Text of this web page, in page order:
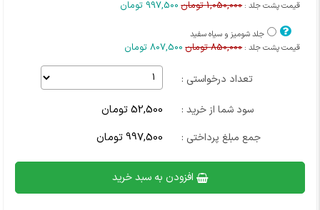
قیمت پشت جلد :1,050,000 تومان
کتاب
1,050,000
بود
997,500 تومان
کتاب
1,050,000
است
جلد شومیز و سیاه سفید
قیمت پشت جلد :850,000 تومان
کتاب
تومان
بود
807,500 تومان
کتاب
تومان
است
تعداد درخواستی :
سود شما از خرید : 52,500 تومان
جمع مبلغ پرداختی : 997,500 تومان
افزودن به سبد خرید